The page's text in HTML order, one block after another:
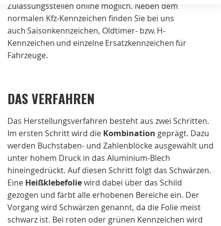
Zulassungsstellen online möglich. Neben dem
normalen Kfz-Kennzeichen finden Sie bei uns
auch Saisonkennzeichen, Oldtimer- bzw. H-
Kennzeichen und einzelne Ersatzkennzeichen für
Fahrzeuge.
DAS VERFAHREN
Das Herstellungsverfahren besteht aus zwei Schritten.
Im ersten Schritt wird die Kombination geprägt. Dazu
werden Buchstaben- und Zahlenblöcke ausgewählt und
unter hohem Druck in das Aluminium-Blech
hineingedrückt. Auf diesen Schritt folgt das Schwärzen.
Eine Heißklebefoliewird dabei über das Schild
gezogen und färbt alle erhobenen Bereiche ein. Der
Vorgang wird Schwärzen genannt, da die Folie meist
schwarz ist. Bei roten oder grünen Kennzeichen wird